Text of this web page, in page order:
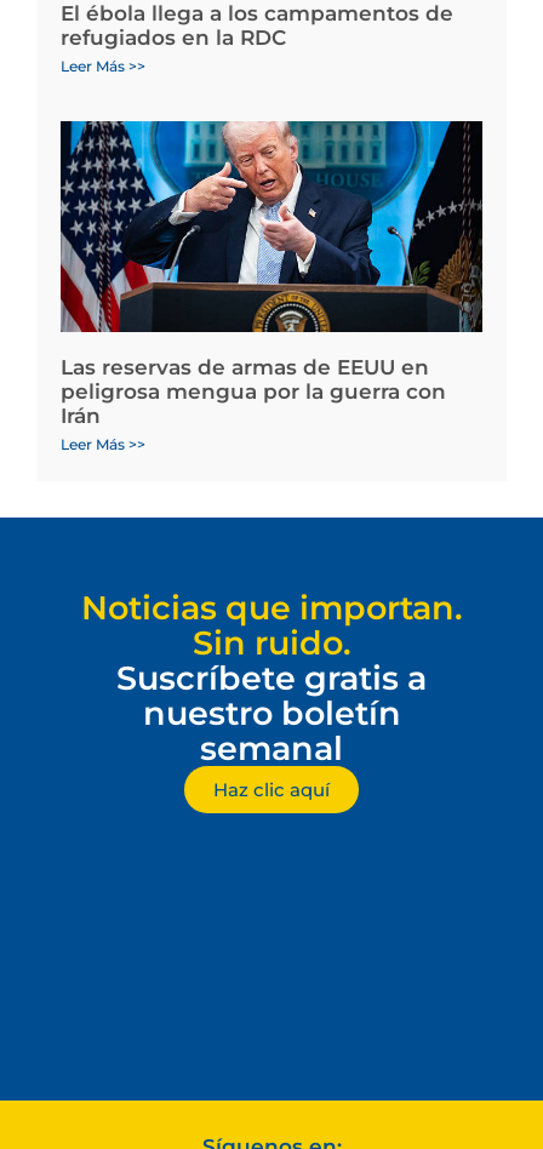
El ébola llega a los campamentos de
refugiados en la RDC
Leer Más >>
Las reservas de armas de EEUU en
peligrosa mengua por la guerra con
Irán
Leer Más >>
Noticias que importan.
Sin ruido.
Suscríbete gratis a
nuestro boletín
semanal
Haz clic aquí